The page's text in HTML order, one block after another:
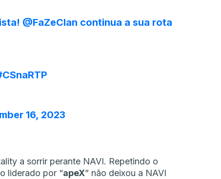
@FaZeClan continua a sua rota
16, 2023
a sorrir perante NAVI. Repetindo o
liderado por “apeX” não deixou a NAVI